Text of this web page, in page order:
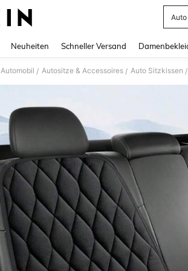
Neuheiten Schneller Versand
Automobil / Autositze & Accessoires / Auto Sitzkissen /